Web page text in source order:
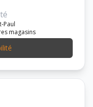
Paul
magasins